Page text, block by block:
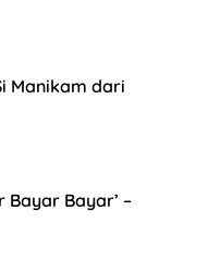
Manikam dari
Bayar Bayar’ –